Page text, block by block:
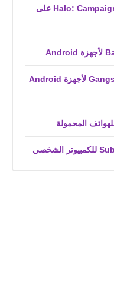
متطلبات تشغيل لعبة Halo: Campaign Evolved على
قم بتنزيل لعبة Gangstar Mirage City لأجهزة Android